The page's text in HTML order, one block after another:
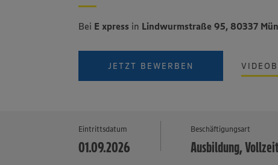
Bei E xpress in Lindwurmstraße 95, 80337
JETZT BEWERBEN
Eintrittsdatum
01.09.2026
Beschäftigungsart
Ausbildung, Vollzeit